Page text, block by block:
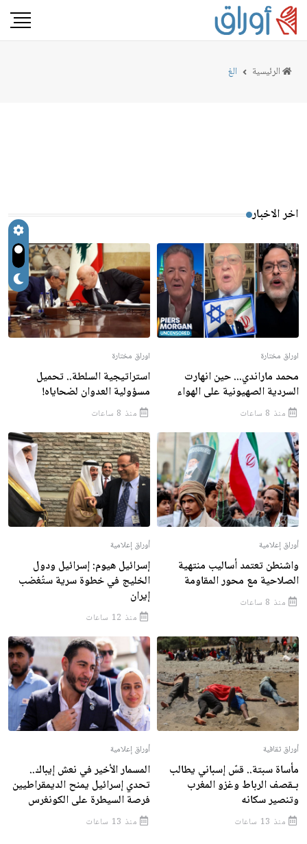
الرئيسية الغ
اخر الاخبار
اوراق مختارة
محمد ماراندي... حين انهارت
السردية الصهيونية على الهواء
منذ 8 ساعات
اوراق مختارة
استراتيجية السلطة.. تحميل
مسؤولية العدوان لضحاياه!
منذ 8 ساعات
أوراق إعلامية
واشنطن تعتمد أساليب منتهية
الصلاحية مع محور المقاومة
منذ 8 ساعات
أوراق إعلامية
إسرائيل هيوم: إسرائيل ودول
الخليج في خطوة سرية ستُغضب
إيران
منذ 12 ساعات
أوراق ثقافية
مأساة سبتة.. قسّ إسباني يطالب
بـقصف الرباط وغزو المغرب
وتنصير سكانه
منذ 13 ساعات
أوراق إعلامية
المسمار الأخير في نعش إيباك..
تحدي إسرائيل يمنح الديمقراطيين
فرصة السيطرة على الكونغرس
منذ 13 ساعات